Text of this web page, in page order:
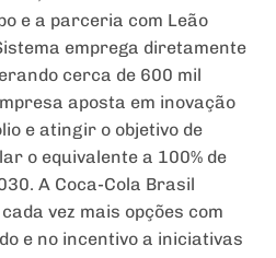
e a parceria com Leão
emprega diretamente
cerca de 600 mil
aposta em inovação
e atingir o objetivo de
o equivalente a 100% de
A Coca-Cola Brasil
vez mais opções com
e no incentivo a iniciativas